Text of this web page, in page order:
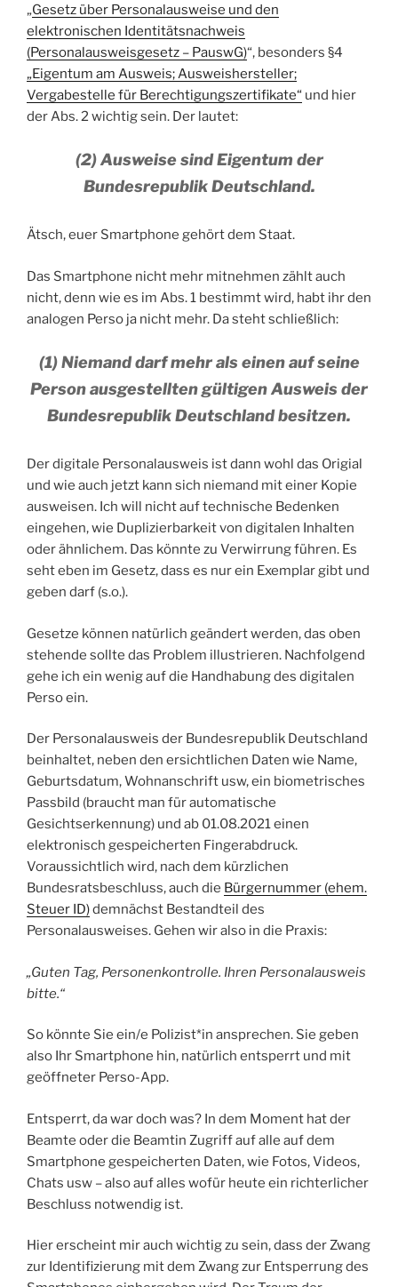
„Gesetz über Personalausweise und den
elektronischen Identitätsnachweis
(Personalausweisgesetz – PauswG)“, besonders §4
„Eigentum am Ausweis; Ausweishersteller;
Vergabestelle für Berechtigungszertifikate“ und hier
der Abs. 2 wichtig sein. Der lautet:
(2) Ausweise sind Eigentum der
Bundesrepublik Deutschland.
Ätsch, euer Smartphone gehört dem Staat.
Das Smartphone nicht mehr mitnehmen zählt auch
nicht, denn wie es im Abs. 1 bestimmt wird, habt ihr den
analogen Perso ja nicht mehr. Da steht schließlich:
(1) Niemand darf mehr als einen auf seine
Person ausgestellten gültigen Ausweis der
Bundesrepublik Deutschland besitzen.
Der digitale Personalausweis ist dann wohl das Origial
und wie auch jetzt kann sich niemand mit einer Kopie
ausweisen. Ich will nicht auf technische Bedenken
eingehen, wie Duplizierbarkeit von digitalen Inhalten
oder ähnlichem. Das könnte zu Verwirrung führen. Es
seht eben im Gesetz, dass es nur ein Exemplar gibt und
geben darf (s.o.).
Gesetze können natürlich geändert werden, das oben
stehende sollte das Problem illustrieren. Nachfolgend
gehe ich ein wenig auf die Handhabung des digitalen
Perso ein.
Der Personalausweis der Bundesrepublik Deutschland
beinhaltet, neben den ersichtlichen Daten wie Name,
Geburtsdatum, Wohnanschrift usw, ein biometrisches
Passbild (braucht man für automatische
Gesichtserkennung) und ab 01.08.2021 einen
elektronisch gespeicherten Fingerabdruck.
Voraussichtlich wird, nach dem kürzlichen
Bundesratsbeschluss, auch die Bürgernummer (ehem.
Steuer ID)demnächst Bestandteil des
Personalausweises. Gehen wir also in die Praxis:
„Guten Tag, Personenkontrolle. Ihren Personalausweis
bitte.“
So könnte Sie ein/e Polizist*in ansprechen. Sie geben
also Ihr Smartphone hin, natürlich entsperrt und mit
geöffneter Perso-App.
Entsperrt, da war doch was? In dem Moment hat der
Beamte oder die Beamtin Zugriff auf alle auf dem
Smartphone gespeicherten Daten, wie Fotos, Videos,
Chats usw – also auf alles wofür heute ein richterlicher
Beschluss notwendig ist.
Hier erscheint mir auch wichtig zu sein, dass der Zwang
zur Identifizierung mit dem Zwang zur Entsperrung des